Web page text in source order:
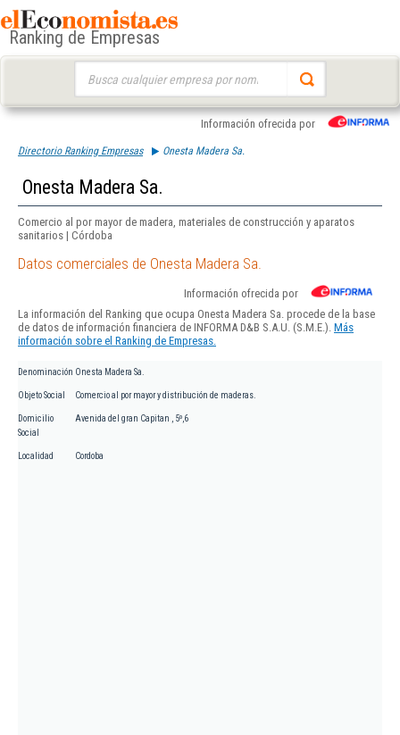
Ranking de Empresas
Información ofrecida por
Directorio Ranking Empresas Onesta Madera Sa.
Onesta Madera Sa.
Comercio al por mayor de madera, materiales de construcción y aparatos
sanitarios | Córdoba
Datos comerciales de Onesta Madera Sa.
Información ofrecida por
La información del Ranking que ocupa Onesta Madera Sa. procede de la base
de datos de información financiera de INFORMA D&B S.A.U. (S.M.E.). Más
información sobre el Ranking de Empresas.
Denominación Onesta Madera Sa.
Objeto Social Comercio al por mayor y distribución de maderas.
Domicilio
Social
Avenida del gran Capitan , 5º,6
Localidad Cordoba